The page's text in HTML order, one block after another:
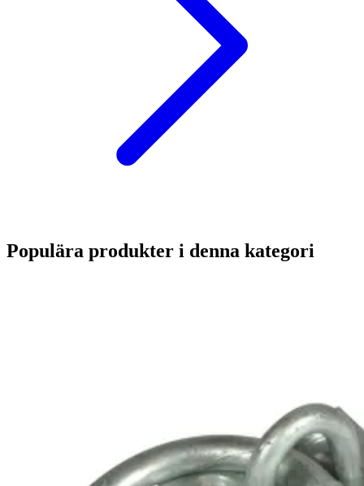
Populära produkter i denna kategori